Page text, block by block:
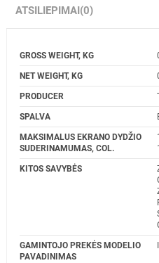
ATSILIEPIMAI (0)
GROSS WEIGHT, KG
NET WEIGHT, KG
PRODUCER
SPALVA
MAKSIMALUS EKRANO DYDŽIO
SUDERINAMUMAS, COL.
KITOS SAVYBĖS
GAMINTOJO PREKĖS MODELIO
PAVADINIMAS